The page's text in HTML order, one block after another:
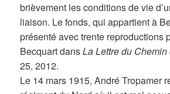
brièvement les conditions de vie
liaison. Le fonds, qui appartient à
présenté avec trente reproductions
Becquart dansLa Lettre du
25, 2012.
Le 14 mars 1915, André Tropamer